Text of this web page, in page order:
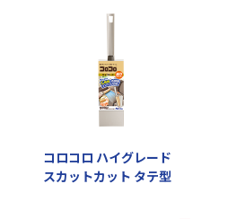
コロコロ ハイグレード
スカットカット タテ型